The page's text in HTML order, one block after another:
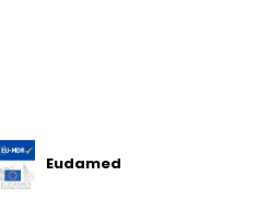
Eudamed